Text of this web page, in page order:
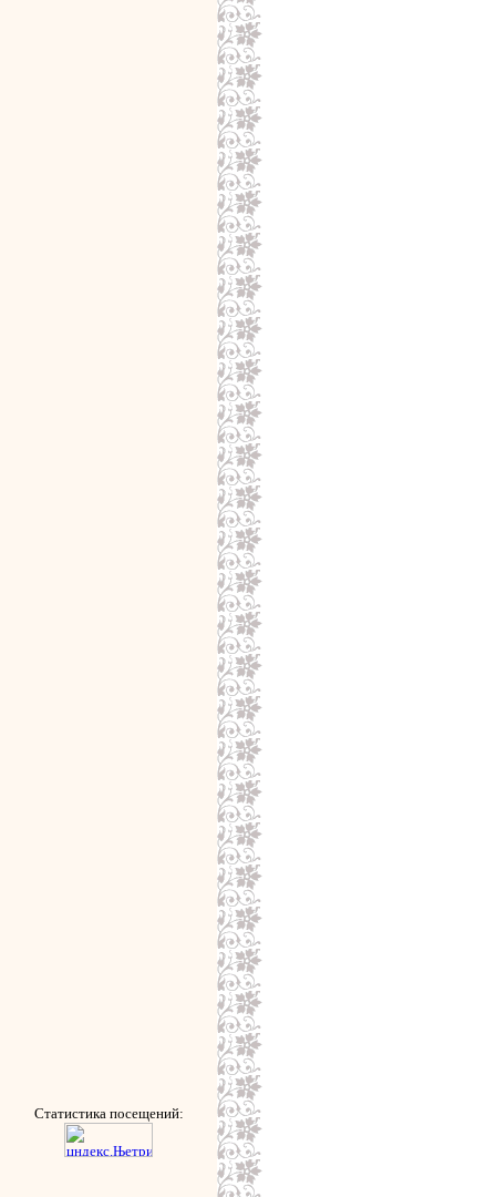
Статистика посещений: